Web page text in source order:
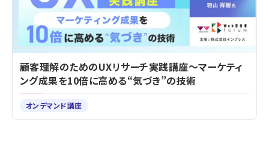
顧客理解のためのUXリサーチ実践講座～マーケティ
ング成果を10倍に高める“気づき”の技術
オンデマンド講座